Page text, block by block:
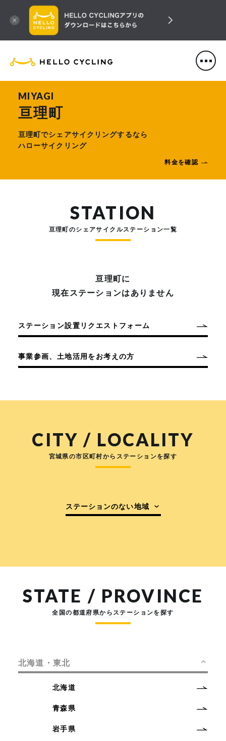
HELLO CYCLING（ハローサ
MIYAGI
亘理町
亘理町でシェアサイクリングするなら
ハローサイクリング
料金を確認
STATION
亘理町のシェアサイクルステーション一覧
亘理町に
現在ステーションはありません
ステーション設置リクエストフォーム
事業参画、土地活用をお考えの方
CITY / LOCALITY
宮城県の市区町村からステーションを探す
ステーションのない地域
STATE / PROVINCE
全国の都道府県からステーションを探す
北海道・東北
北海道
青森県
岩手県